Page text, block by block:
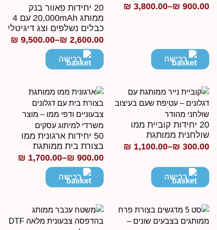
₪
–
₪3,800.00
רכישה
20 יחידות פאוור בנק
ממותג 20,000mAh עם 4
כבלים נשלפים וצג דיגיטלי
₪2,600.00
–
₪9,500.00
טווח
מחירים:רכישה
20 יחידות קוביית ממו
ממותגת
₪
–
₪1,100.00
רכישה
50 יחידות ארגונית ממו
בצורת בית ממותגת
₪900.00
–
₪1,700.00
טווח
מחירים:רכישה